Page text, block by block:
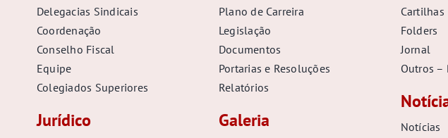
Delegacias Sindicais
Coordenação
Conselho Fiscal
Equipe
Colegiados Superiores
Jurídico
Plano de Carreira
Legislação
Documentos
Portarias e Resoluções
Relatórios
Galeria
Cartilhas
Folders
Jornal
Outros –
Notícias